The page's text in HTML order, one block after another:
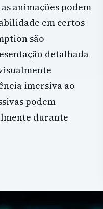
animações podem
em certos
são
detalhada
imersiva ao
podem
durante